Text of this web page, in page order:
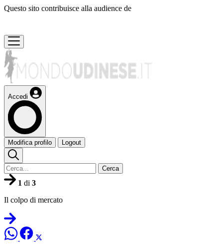
Questo sito contribuisce alla audience de
Accedi
Modifica profilo Logout
Cerca
1 di 3
Il colpo di mercato